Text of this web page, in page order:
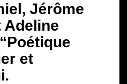
Jérôme
Adeline
et